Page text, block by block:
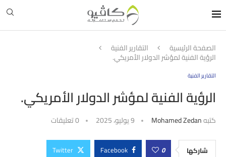
الصفحة الرئيسية التقارير الفنية
الرؤية الفنية لمؤشر الدولار الأمريكي.
التقارير الفنية
الرؤية الفنية لمؤشر الدولار الأمريكي.
كتبهMohamed Zedan 9 يوليو، 2025 0 تعليقات
شاركها 0
Facebook
Twitter